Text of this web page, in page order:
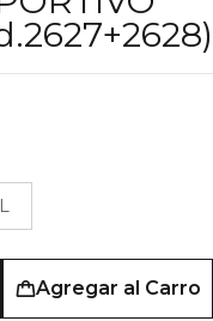
L
Agregar al Carro